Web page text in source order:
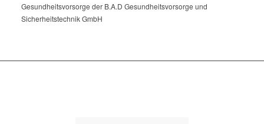
Gesundheitsvorsorge der B.A.D Gesundheitsvorsorge und
Sicherheitstechnik GmbH